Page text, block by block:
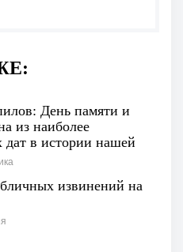
День памяти и
из наиболее
дат в истории нашей
извинений на